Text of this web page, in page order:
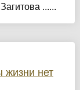
......
жизни нет